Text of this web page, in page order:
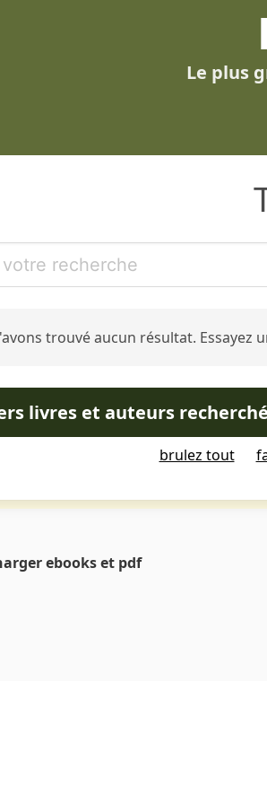
Le plus
trouvé aucun résultat. Essayez
livres et auteurs
brulez tout
ebooks et pdf